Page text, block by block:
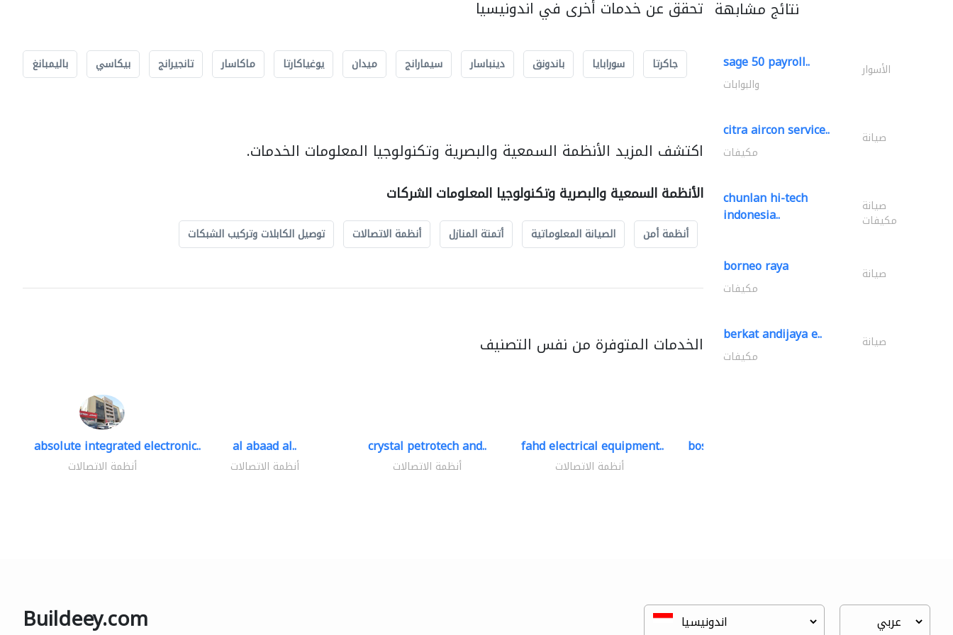
تحقق عن خدمات أخرى في اندونيسيا
جاكرتا سورابايا باندونق دينباسار سيمارانج ميدان يوغياكارتا ماكاسار تانجيرانج بيكاسي باليمبانغ
اكتشف المزيد الأنظمة السمعية والبصرية وتكنولوجيا المعلومات الخدمات.
الأنظمة السمعية والبصرية وتكنولوجيا المعلومات الشركات
أنظمة أمن الصيانة المعلوماتية أتمتة المنازل أنظمة الاتصالات توصيل الكابلات وتركيب الشبكات
الخدمات المتوفرة من نفس التصنيف
absolute integrated electronic..
أنظمة الاتصالات
al abaad al..
أنظمة الاتصالات
crystal petrotech and..
أنظمة الاتصالات
fahd electrical equipment..
أنظمة الاتصالات
bosch security systems..
نتائج مشابهة
sage 50 payroll.. الأسوار
والبوابات
citra aircon service.. صيانة
مكيفات
chunlan hi-tech
indonesia.. صيانة
مكيفات
borneo raya صيانة
مكيفات
berkat andijaya e.. صيانة
مكيفات
Buildeey.com